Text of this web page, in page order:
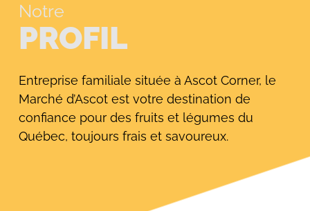
Notre
PROFIL
Entreprise familiale située à Ascot Corner, le
Marché d’Ascot est votre destination de
confiance pour des fruits et légumes du
Québec, toujours frais et savoureux.